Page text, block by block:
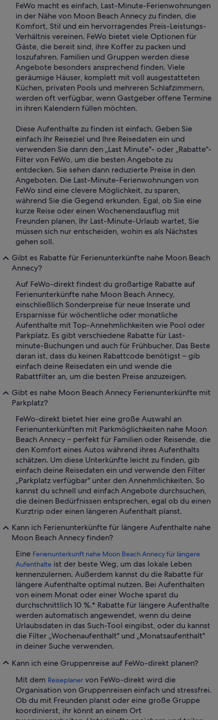
FeWo macht es einfach, Last-Minute-Ferienwohnungen
in der Nähe von Moon Beach Annecy zu finden, die
Komfort, Stil und ein hervorragendes Preis-Leistungs-
Verhältnis vereinen. FeWo bietet viele Optionen für
Gäste, die bereit sind, ihre Koffer zu packen und
loszufahren. Familien und Gruppen werden diese
Angebote besonders ansprechend finden. Viele
geräumige Häuser, komplett mit voll ausgestatteten
Küchen, privaten Pools und mehreren Schlafzimmern,
werden oft verfügbar, wenn Gastgeber offene Termine
in ihren Kalendern füllen möchten.
Diese Aufenthalte zu finden ist einfach. Geben Sie
einfach Ihr Reiseziel und Ihre Reisedaten ein und
verwenden Sie dann den „Last Minute"- oder „Rabatte"-
Filter von FeWo, um die besten Angebote zu
entdecken. Sie sehen dann reduzierte Preise in den
Angeboten. Die Last-Minute-Ferienwohnungen von
FeWo sind eine clevere Möglichkeit, zu sparen,
während Sie die Gegend erkunden. Egal, ob Sie eine
kurze Reise oder einen Wochenendausflug mit
Freunden planen, Ihr Last-Minute-Urlaub wartet, Sie
müssen sich nur entscheiden, wohin es als Nächstes
gehen soll.
Gibt es Rabatte für Ferienunterkünfte nahe Moon Beach
Annecy?
Auf FeWo-direkt findest du großartige Rabatte auf
Ferienunterkünfte nahe Moon Beach Annecy,
einschließlich Sonderpreise für neue Inserate und
Ersparnisse für wöchentliche oder monatliche
Aufenthalte mit Top-Annehmlichkeiten wie Pool oder
Parkplatz. Es gibt verschiedene Rabatte für Last-
minute-Buchungen und auch für Frühbucher. Das Beste
daran ist, dass du keinen Rabattcode benötigst – gib
einfach deine Reisedaten ein und wende die
Rabattfilter an, um die besten Preise anzuzeigen.
Gibt es nahe Moon Beach Annecy Ferienunterkünfte mit
Parkplatz?
FeWo-direkt bietet hier eine große Auswahl an
Ferienunterkünften mit Parkmöglichkeiten nahe Moon
Beach Annecy – perfekt für Familien oder Reisende, die
den Komfort eines Autos während ihres Aufenthalts
schätzen. Um diese Unterkünfte leicht zu finden, gib
einfach deine Reisedaten ein und verwende den Filter
„Parkplatz verfügbar" unter den Annehmlichkeiten. So
kannst du schnell und einfach Angebote durchsuchen,
die deinen Bedürfnissen entsprechen, egal ob du einen
Kurztrip oder einen längeren Aufenthalt planst.
Kann ich Ferienunterkünfte für längere Aufenthalte nahe
Moon Beach Annecy finden?
Eine Ferienunterkunft nahe Moon Beach Annecy für längere
Aufenthalte ist der beste Weg, um das lokale Leben
kennenzulernen. Außerdem kannst du die Rabatte für
längere Aufenthalte optimal nutzen. Bei Aufenthalten
von einem Monat oder einer Woche sparst du
durchschnittlich 10 %.* Rabatte für längere Aufenthalte
werden automatisch angewendet, wenn du deine
Urlaubsdaten in das Such-Tool eingibst, oder du kannst
die Filter „Wochenaufenthalt" und „Monatsaufenthalt"
in deiner Suche verwenden.
Kann ich eine Gruppenreise auf FeWo-direkt planen?
Mit dem Reiseplaner von FeWo-direkt wird die
Organisation von Gruppenreisen einfach und stressfrei.
Ob du mit Freunden planst oder eine große Gruppe
koordinierst, ihr könnt an einem Ort